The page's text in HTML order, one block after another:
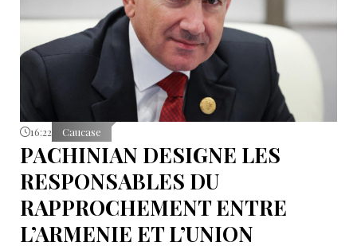
16:22 Caucase
PACHINIAN DESIGNE LES
RESPONSABLES DU
RAPPROCHEMENT ENTRE
L’ARMENIE ET L’UNION